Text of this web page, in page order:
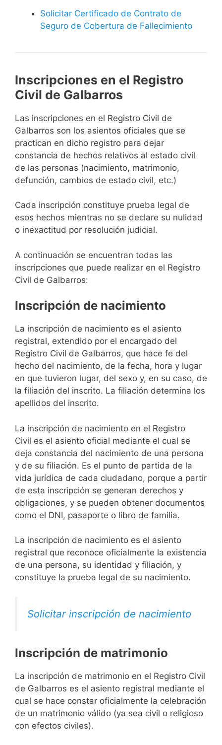
Solicitar Certificado de Contrato de
Seguro de Cobertura de Fallecimiento
Inscripciones en el Registro
Civil de Galbarros
Las inscripciones en el Registro Civil de
Galbarros son los asientos oficiales que se
practican en dicho registro para dejar
constancia de hechos relativos al estado civil
de las personas (nacimiento, matrimonio,
defunción, cambios de estado civil, etc.)
Cada inscripción constituye prueba legal de
esos hechos mientras no se declare su nulidad
o inexactitud por resolución judicial.
A continuación se encuentran todas las
inscripciones que puede realizar en el Registro
Civil de Galbarros:
Inscripción de nacimiento
La inscripción de nacimiento es el asiento
registral, extendido por el encargado del
Registro Civil de Galbarros, que hace fe del
hecho del nacimiento, de la fecha, hora y lugar
en que tuvieron lugar, del sexo y, en su caso, de
la filiación del inscrito. La filiación determina los
apellidos del inscrito.
La inscripción de nacimiento en el Registro
Civil es el asiento oficial mediante el cual se
deja constancia del nacimiento de una persona
y de su filiación. Es el punto de partida de la
vida jurídica de cada ciudadano, porque a partir
de esta inscripción se generan derechos y
obligaciones, y se pueden obtener documentos
como el DNI, pasaporte o libro de familia.
La inscripción de nacimiento es el asiento
registral que reconoce oficialmente la existencia
de una persona, su identidad y filiación, y
constituye la prueba legal de su nacimiento.
Solicitar inscripción de nacimiento
Inscripción de matrimonio
La inscripción de matrimonio en el Registro Civil
de Galbarros es el asiento registral mediante el
cual se hace constar oficialmente la celebración
de un matrimonio válido (ya sea civil o religioso
con efectos civiles).